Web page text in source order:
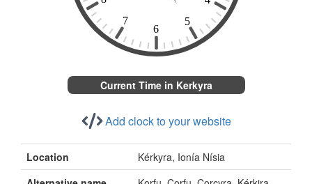
Current Time in Kerkyra
Add clock to your website
Location
Kérkyra, Ionía Nísia